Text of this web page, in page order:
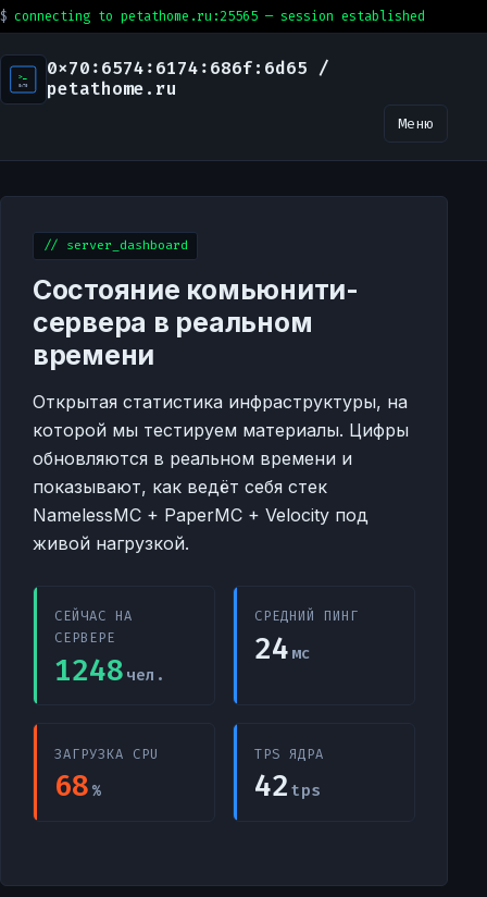
connecting to petathome.ru:25565 — session established
0x70:6574:6174:686f:6d65 /
petathome.ru
Меню
// server_dashboard
Состояние комьюнити-
сервера в реальном
времени
Открытая статистика инфраструктуры, на
которой мы тестируем материалы. Цифры
обновляются в реальном времени и
показывают, как ведёт себя стек
NamelessMC + PaperMC + Velocity под
живой нагрузкой.
СЕЙЧАС НА
СЕРВЕРЕ
1248 чел.
СРЕДНИЙ ПИНГ
24 мс
ЗАГРУЗКА CPU
68 %
TPS ЯДРА
42 tps